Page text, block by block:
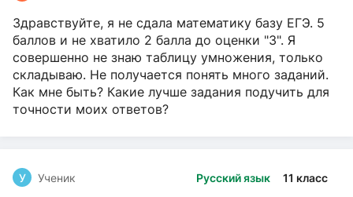
Здравствуйте, я не сдала математику базу ЕГЭ. 5
баллов и не хватило 2 балла до оценки "3". Я
совершенно не знаю таблицу умножения, только
складываю. Не получается понять много заданий.
Как мне быть? Какие лучше задания подучить для
точности моих ответов?
Русский язык 11 класс
У Ученик